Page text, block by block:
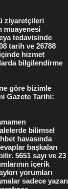
ziyaretçileri
muayenesi
tedavisinde
tarih ve 26788
hizmet
bilgilendirme
göre bizimle
Gazete Tarihi:
bilimsel
havasında
başkaları
5651 sayı ve 23
içerik
yorumları
sadece yazan